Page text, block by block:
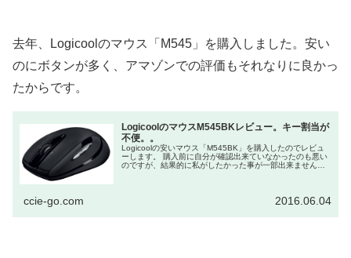
去年、Logicoolのマウス「M545」を購入しました。安い
のにボタンが多く、アマゾンでの評価もそれなりに良かっ
たからです。
LogicoolのマウスM545BKレビュー。キー割当が
不便。。
Logicoolの安いマウス「M545BK」を購入したのでレビュ
ーします。 購入前に自分が確認出来ていなかったのも悪い
のですが、結果的に私がしたかった事が一部出来ませんで
ccie-go.com 2016.06.04